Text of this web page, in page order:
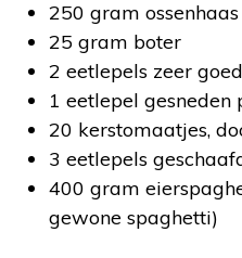
250 gram
25 gram boter
2 eetlepels zeer
1 eetlepel
20 kerstomaatjes,
3 eetlepels
400 gram
gewone spaghetti)